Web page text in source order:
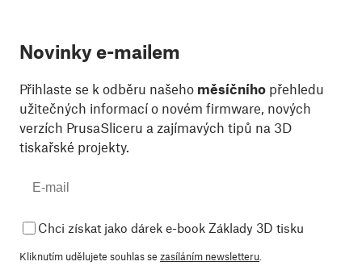
Novinky e-mailem
Přihlaste se k odběru našeho měsíčního přehledu
užitečných informací o novém firmware, nových
verzích PrusaSliceru a zajímavých tipů na 3D
tiskařské projekty.
Chci získat jako dárek e-book Základy 3D tisku
Kliknutím udělujete souhlas se zasíláním newsletteru